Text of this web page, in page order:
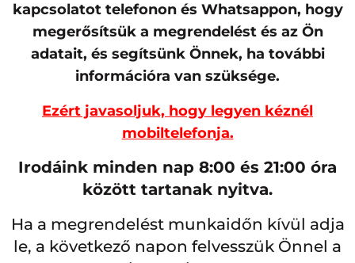
kapcsolatot telefonon és Whatsappon, hogy
megerősítsük a megrendelést és az Ön
adatait, és segítsünk Önnek, ha további
információra van szüksége.
Ezért javasoljuk, hogy legyen kéznél
mobiltelefonja.
Irodáink minden nap 8:00 és 21:00 óra
között tartanak nyitva.
Ha a megrendelést munkaidőn kívül adja
le, a következő napon felvesszük Önnel a